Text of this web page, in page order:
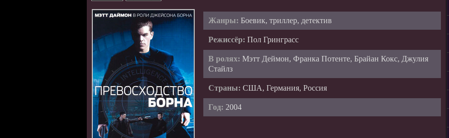
Жанры: Боевик, триллер, детектив
Режиссёр: Пол Гринграсс
В ролях: Мэтт Деймон, Франка Потенте, Брайан Кокс, Джулия
Стайлз
Страны: США, Германия, Россия
Год: 2004